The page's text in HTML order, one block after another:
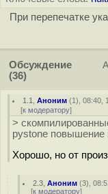
При перепечатке
Обсуждение
(36)
1.1 ,Аноним (1), 08:40,
[к модератору]
>
pystone повышение
Хорошо, но от
2.3 ,Аноним (3),
[к модератору]